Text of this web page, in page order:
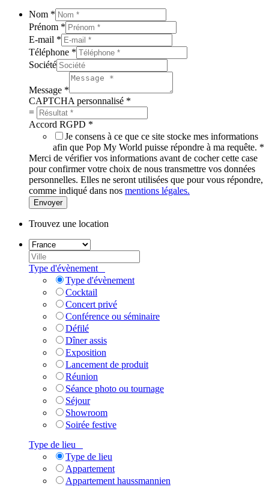
Nom *
Prénom *
E-mail *
Téléphone *
Société
Message *
CAPTCHA personnalisé *
=
Accord RGPD *
Je consens à ce que ce site stocke mes informations
afin que Pop My World puisse répondre à ma requête. *
Merci de vérifier vos informations avant de cocher cette case
pour confirmer votre choix de nous transmettre vos données
personnelles. Elles ne seront utilisées que pour vous répondre,
comme indiqué dans nos mentions légales.
Envoyer
Trouvez une location
Type d'évènement
Type d'évènement
Cocktail
Concert privé
Conférence ou séminaire
Défilé
Dîner assis
Exposition
Lancement de produit
Réunion
Séance photo ou tournage
Séjour
Showroom
Soirée festive
Type de lieu
Type de lieu
Appartement
Appartement haussmannien